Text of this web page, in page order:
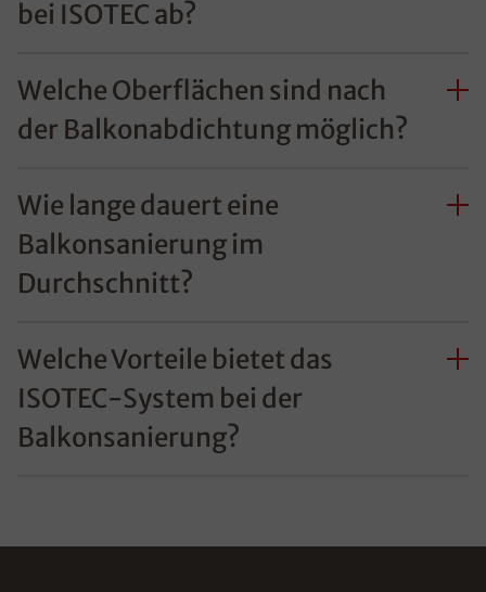
bei ISOTEC ab?
Welche Oberflächen sind nach
der Balkonabdichtung möglich?
Wie lange dauert eine
Balkonsanierung im
Durchschnitt?
Welche Vorteile bietet das
ISOTEC-System bei der
Balkonsanierung?